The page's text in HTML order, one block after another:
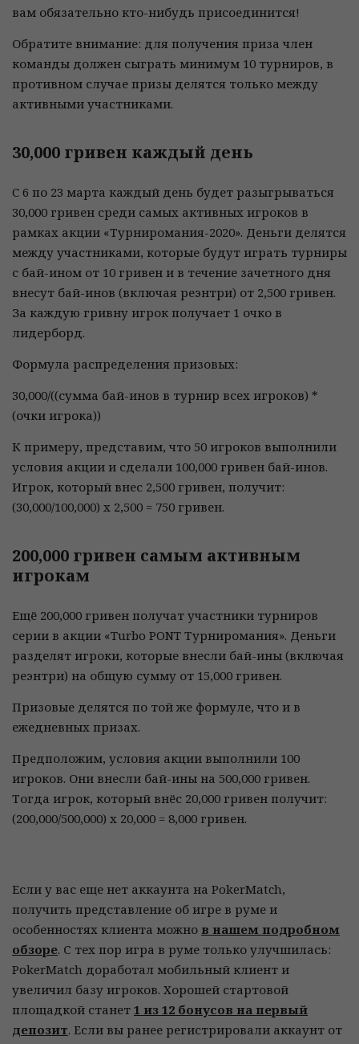
вам обязательно кто-нибудь присоединится!
Обратите внимание: для получения приза член
команды должен сыграть минимум 10 турниров, в
противном случае призы делятся только между
активными участниками.
30,000 гривен каждый день
C 6 по 23 марта каждый день будет разыгрываться
30,000 гривен среди самых активных игроков в
рамках акции «Турниромания-2020». Деньги делятся
между участниками, которые будут играть турниры
с бай-ином от 10 гривен и в течение зачетного дня
внесут бай-инов (включая реэнтри) от 2,500 гривен.
За каждую гривну игрок получает 1 очко в
лидерборд.
Формула распределения призовых:
30,000/((сумма бай-инов в турнир всех игроков) *
(очки игрока))
К примеру, представим, что 50 игроков выполнили
условия акции и сделали 100,000 гривен бай-инов.
Игрок, который внес 2,500 гривен, получит:
(30,000/100,000) х 2,500 = 750 гривен.
200,000 гривен самым активным
игрокам
Ещё 200,000 гривен получат участники турниров
серии в акции «Turbo PONT Турниромания». Деньги
разделят игроки, которые внесли бай-ины (включая
реэнтри) на общую сумму от 15,000 гривен.
Призовые делятся по той же формуле, что и в
ежедневных призах.
Предположим, условия акции выполнили 100
игроков. Они внесли бай-ины на 500,000 гривен.
Тогда игрок, который внёс 20,000 гривен получит:
(200,000/500,000) х 20,000 = 8,000 гривен.
Если у вас еще нет аккаунта на PokerMatch,
получить представление об игре в руме и
особенностях клиента можно в нашем подробном
обзоре. С тех пор игра в руме только улучшилась:
PokerMatch доработал мобильный клиент и
увеличил базу игроков. Хорошей стартовой
площадкой станет 1 из 12 бонусов на первый
депозит. Если вы ранее регистрировали аккаунт от